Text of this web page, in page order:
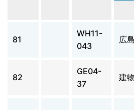
81
WH11-
043
広
82
GE04-
37
建